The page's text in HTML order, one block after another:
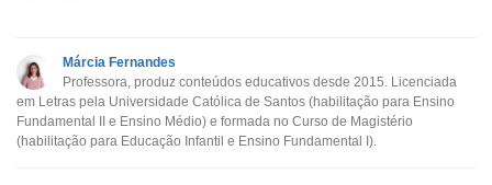
Este conteúdo não tem a informação que procuro
Outro
Márcia Fernandes
Professora, produz conteúdos educativos desde 2015. Licenciada
em Letras pela Universidade Católica de Santos (habilitação para Ensino
Fundamental II e Ensino Médio) e formada no Curso de Magistério
(habilitação para Educação Infantil e Ensino Fundamental I).